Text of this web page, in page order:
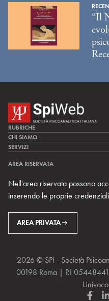
“Il
RUBRICHE
LA CURA
LA RICERCA
MULTIMEDIA
CHI SIAMO
LA SPI
TEAM DI SPIWEB
CONTATTI
RIVISTE
SERVIZI
ARCHIVIO STORICO
AREA RISERVATA
Nell'area riservata possono
inserendo le proprie
AREA PRIVATA
2026 © SPI - Società
00198 Roma | P.I